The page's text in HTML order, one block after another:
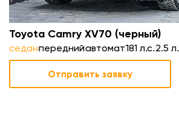
Toyota Camry XV70 (черный)
седанпереднийавтомат181 л.с.2.5 л.
Отправить заявку